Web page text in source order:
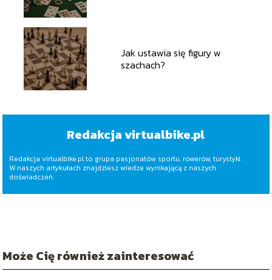
Jak ustawia się figury w
szachach?
Redakcja virtualbike.pl
Redakcja virtualbike.pl to grupa pasjonatów sportu, rowerów, turystyki.
W naszych artykułach znajdziesz wiedze wynikającą z naszych
doświadczeń.
Może Cię również zainteresować